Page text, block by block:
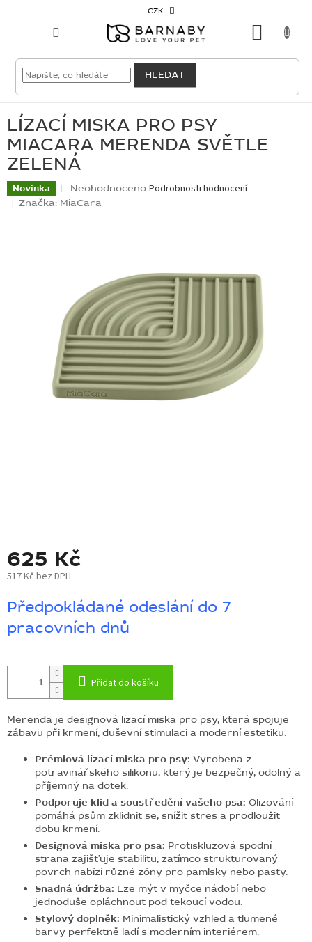
CZK
HLEDAT
VELKOODBĚRATEL
PSY
PRO
KOČKY
PRO
SKLADOVKY
BARNABY
ZNAČKY
LÍZACÍ MISKA PRO PSY
MIACARA MERENDA SVĚTLE
ZELENÁ
Novinka
Průměrné
hodnocení
hvězdiček.
Neohodnoceno Podrobnosti hodnocení
Značka: MiaCara
625 Kč
517 Kč bez DPH
cena:
Předpokládané odeslání do 7
pracovních dnů
Přidat do košíku
Merenda je designová lízací miska pro psy, která spojuje
zábavu při krmení, duševní stimulaci a moderní estetiku.
Prémiová lízací miska pro psy: Vyrobena z
potravinářského silikonu, který je bezpečný, odolný a
příjemný na dotek.
Podporuje klid a soustředění vašeho psa: Olizování
pomáhá psům zklidnit se, snížit stres a prodloužit
dobu krmení.
Designová miska pro psa: Protiskluzová spodní
strana zajišťuje stabilitu, zatímco strukturovaný
povrch nabízí různé zóny pro pamlsky nebo pasty.
Snadná údržba: Lze mýt v myčce nádobí nebo
jednoduše opláchnout pod tekoucí vodou.
Stylový doplněk: Minimalistický vzhled a tlumené
barvy perfektně ladí s moderním interiérem.